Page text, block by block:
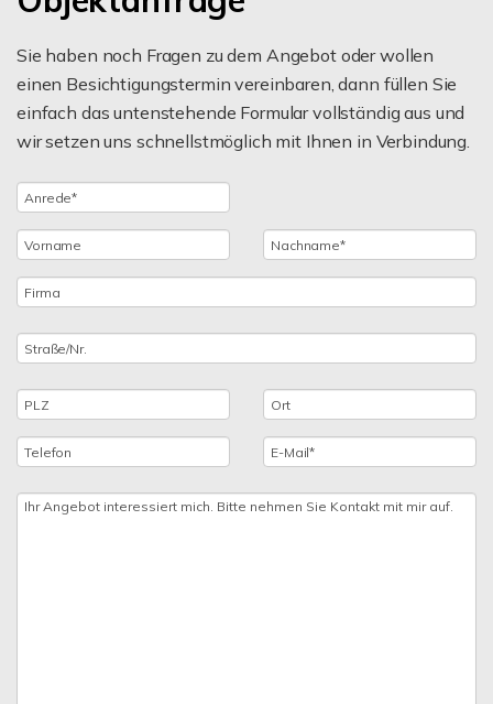
Sie haben noch Fragen zu dem Angebot oder wollen
einen Besichtigungstermin vereinbaren, dann füllen Sie
einfach das untenstehende Formular vollständig aus und
wir setzen uns schnellstmöglich mit Ihnen in Verbindung.